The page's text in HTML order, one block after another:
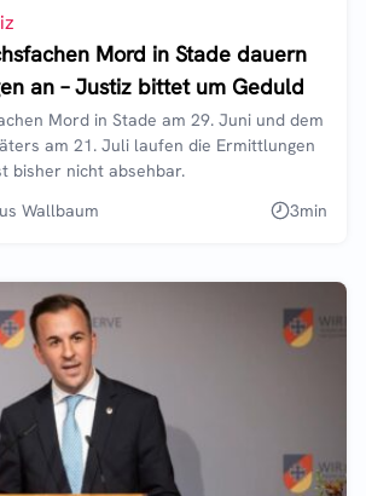
Mord in Stade dauern
an – Justiz bittet um Geduld
Mord in Stade am 29. Juni und dem
am 21. Juli laufen die Ermittlungen
bisher nicht absehbar.
Wallbaum 3min